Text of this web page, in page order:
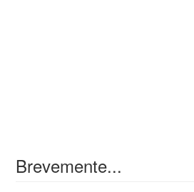
Brevemente...